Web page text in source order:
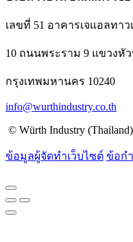
เลขที่ 51 อาคารเจแอลทา
10 ถนนพระราม 9 แขวงหั
กรุงเทพมหานคร 10240
info@wurthindustry.co.th
© Würth Industry
ข้อมูลผู้จัดทำเว็บไซต์ ข้อก